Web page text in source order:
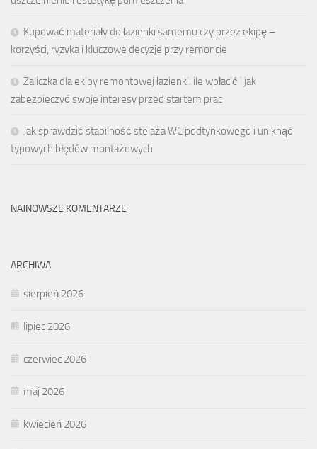
Kupować materiały do łazienki samemu czy przez ekipę –
korzyści, ryzyka i kluczowe decyzje przy remoncie
Zaliczka dla ekipy remontowej łazienki: ile wpłacić i jak
zabezpieczyć swoje interesy przed startem prac
Jak sprawdzić stabilność stelaża WC podtynkowego i uniknąć
typowych błędów montażowych
NAJNOWSZE KOMENTARZE
ARCHIWA
sierpień 2026
lipiec 2026
czerwiec 2026
maj 2026
kwiecień 2026